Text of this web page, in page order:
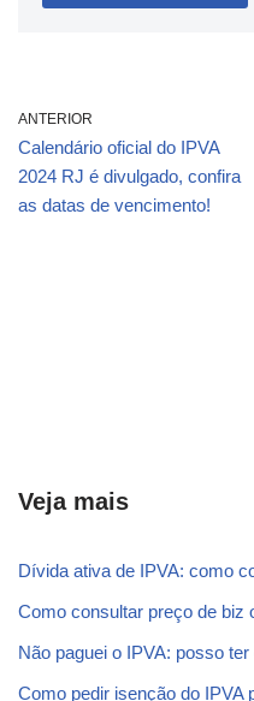
ANTERIOR
Calendário oficial do IPVA
2024 RJ é divulgado, confira
as datas de vencimento!
Veja mais
Dívida ativa de IPVA: como
Como consultar preço de biz
Não paguei o IPVA: posso
Como pedir isenção do IPVA